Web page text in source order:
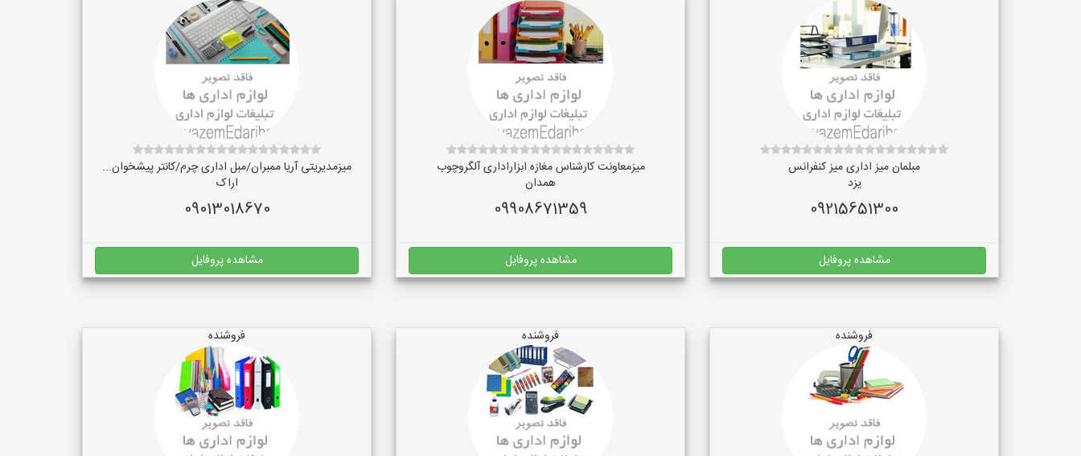
مبلمان میز اداری میز کنفرانس
یزد
09215651300
مشاهده پروفایل
میزمعاونت کارشناس مغازه ابزاراداری آلگروچوب
همدان
09908671359
مشاهده پروفایل
میزمدیریتی آریا ممبران/مبل اداری چرم/کانتر پیشخوان...
اراک
09013018670
مشاهده پروفایل
فروشنده فروشنده فروشنده